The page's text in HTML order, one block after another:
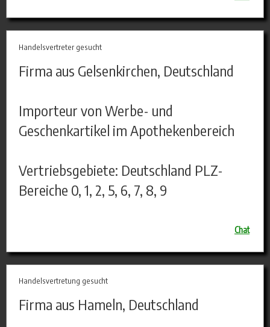
Handelsvertreter gesucht
Firma aus Gelsenkirchen, Deutschland
Importeur von Werbe- und
Geschenkartikel im Apothekenbereich
Vertriebsgebiete: Deutschland PLZ-
Bereiche 0, 1, 2, 5, 6, 7, 8, 9
Chat
Handelsvertretung gesucht
Firma aus Hameln, Deutschland